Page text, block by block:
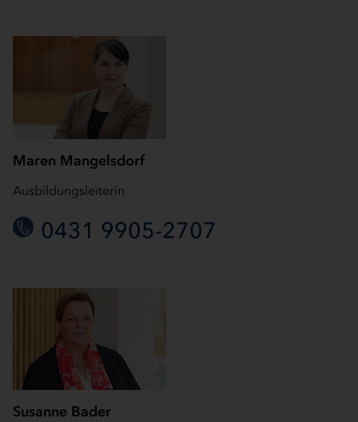
Maren Mangelsdorf
Ausbildungsleiterin
0431 9905-2707
Susanne Bader